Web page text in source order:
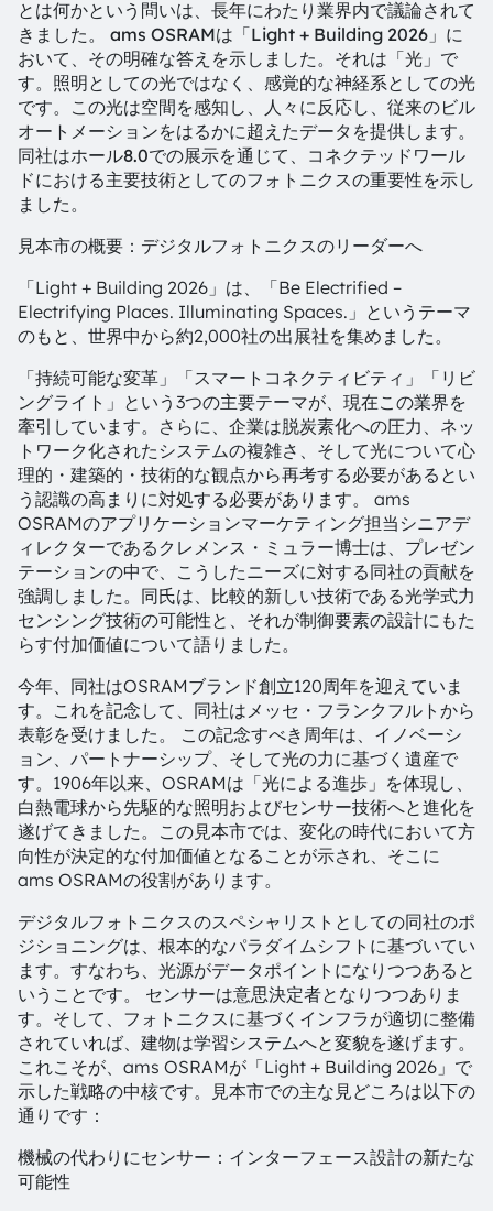
とは何かという問いは、長年にわたり業界内で議論されて
きました。 ams OSRAMは「Light + Building 2026」に
おいて、その明確な答えを示しました。それは「光」で
す。照明としての光ではなく、感覚的な神経系としての光
です。この光は空間を感知し、人々に反応し、従来のビル
オートメーションをはるかに超えたデータを提供します。
同社はホール8.0での展示を通じて、コネクテッドワール
ドにおける主要技術としてのフォトニクスの重要性を示し
ました。
見本市の概要：デジタルフォトニクスのリーダーへ
「Light + Building 2026」は、「Be Electrified –
Electrifying Places. Illuminating Spaces.」というテーマ
のもと、世界中から約2,000社の出展社を集めました。
「持続可能な変革」「スマートコネクティビティ」「リビ
ングライト」という3つの主要テーマが、現在この業界を
牽引しています。さらに、企業は脱炭素化への圧力、ネッ
トワーク化されたシステムの複雑さ、そして光について心
理的・建築的・技術的な観点から再考する必要があるとい
う認識の高まりに対処する必要があります。 ams
OSRAMのアプリケーションマーケティング担当シニアデ
ィレクターであるクレメンス・ミュラー博士は、プレゼン
テーションの中で、こうしたニーズに対する同社の貢献を
強調しました。同氏は、比較的新しい技術である光学式力
センシング技術の可能性と、それが制御要素の設計にもた
らす付加価値について語りました。
今年、同社はOSRAMブランド創立120周年を迎えていま
す。これを記念して、同社はメッセ・フランクフルトから
表彰を受けました。 この記念すべき周年は、イノベーシ
ョン、パートナーシップ、そして光の力に基づく遺産で
す。1906年以来、OSRAMは「光による進歩」を体現し、
白熱電球から先駆的な照明およびセンサー技術へと進化を
遂げてきました。この見本市では、変化の時代において方
向性が決定的な付加価値となることが示され、そこに
ams OSRAMの役割があります。
デジタルフォトニクスのスペシャリストとしての同社のポ
ジショニングは、根本的なパラダイムシフトに基づいてい
ます。すなわち、光源がデータポイントになりつつあると
いうことです。 センサーは意思決定者となりつつありま
す。そして、フォトニクスに基づくインフラが適切に整備
されていれば、建物は学習システムへと変貌を遂げます。
これこそが、ams OSRAMが「Light + Building 2026」で
示した戦略の中核です。見本市での主な見どころは以下の
通りです：
機械の代わりにセンサー：インターフェース設計の新たな
可能性